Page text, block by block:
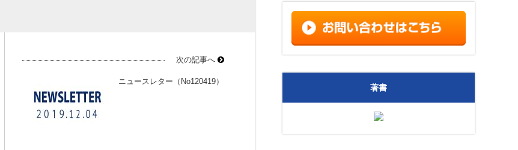
次の記事へ
ニュースレター（No120419）
著書